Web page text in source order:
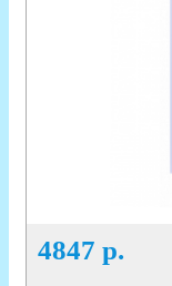
4847 р.